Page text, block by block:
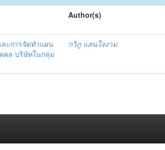
Author(s)
ะการจัดทำแผน
คล บริษัทในกลุ่ม
กวิภู แสนใจงาม